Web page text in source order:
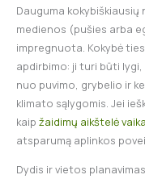
Dauguma
medienos (pušies arba
impregnuota. Kokybė
apdirbimo: ji turi būti
nuo puvimo, grybelio ir
klimato sąlygomis. Jei
kaip žaidimų aikštelė
atsparumą aplinkos
Dydis ir vietos planavimas